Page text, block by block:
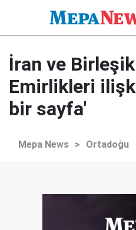
İran ve
Emirlikleri
bir sayfa'
Mepa News > Ortadoğu